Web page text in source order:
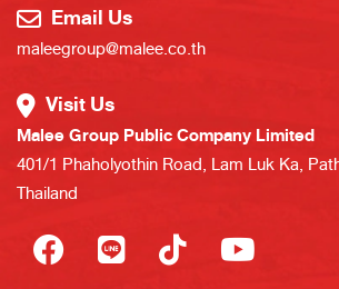
Email Us
maleegroup@malee.co.th
Visit Us
Malee Group Public Company Limited
401/1 Phaholyothin Road, Lam Luk Ka,
Thailand